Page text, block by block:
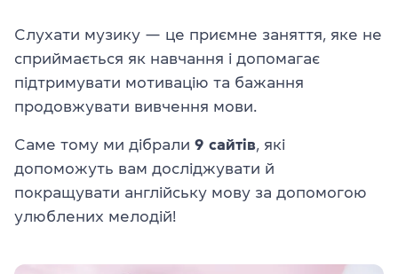
Слухати музику — це приємне заняття, яке не
сприймається як навчання і допомагає
підтримувати мотивацію та бажання
продовжувати вивчення мови.
Саме тому ми дібрали 9 сайтів , які
допоможуть вам досліджувати й
покращувати англійську мову за допомогою
улюблених мелодій!